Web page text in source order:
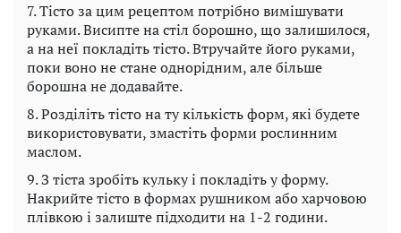
7. Тісто за цим рецептом потрібно вимішувати
руками. Висипте на стіл борошно, що залишилося,
а на неї покладіть тісто. Втручайте його руками,
поки воно не стане однорідним, але більше
борошна не додавайте.
8. Розділіть тісто на ту кількість форм, які будете
використовувати, змастіть форми рослинним
маслом.
9. З тіста зробіть кульку і покладіть у форму.
Накрийте тісто в формах рушником або харчовою
плівкою і залиште підходити на 1-2 години.